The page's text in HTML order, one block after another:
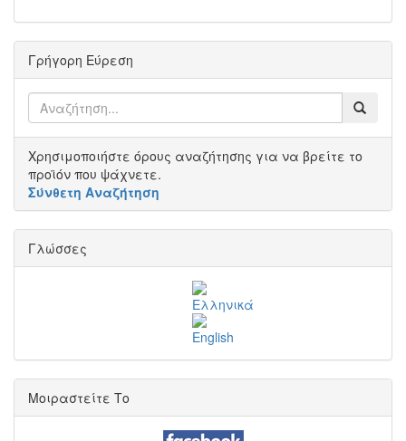
Γρήγορη Εύρεση
Χρησιμοποιήστε όρους αναζήτησης για να βρείτε το
προϊόν που ψάχνετε.
Σύνθετη Αναζήτηση
Γλώσσες
Μοιραστείτε Το